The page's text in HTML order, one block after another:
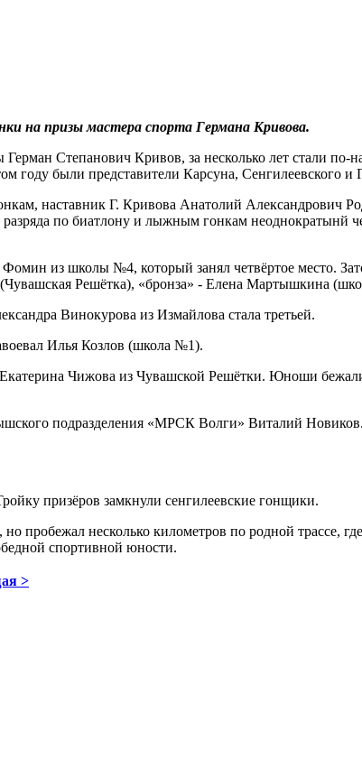
на призы мастера спорта Германа Кривова.
Степанович Кривов, за несколько лет стали по-
были представители Карсуна, Сенгилеевского и
наставник Г. Кривова Анатолий Александрович
по биатлону и лыжным гонкам неоднократынй
из школы №4, который занял четвёртое место.
Решётка), «бронза» - Елена Мартышкина
Винокурова из Измайлова стала третьей.
Илья Козлов (школа №1).
Екатерина Чижова из Чувашской Решётки. Юноши
подразделения «МРСК Волги» Виталий
призёров замкнули сенгилеевские гонщики.
пробежал несколько километров по родной трассе,
спортивной юности.
>